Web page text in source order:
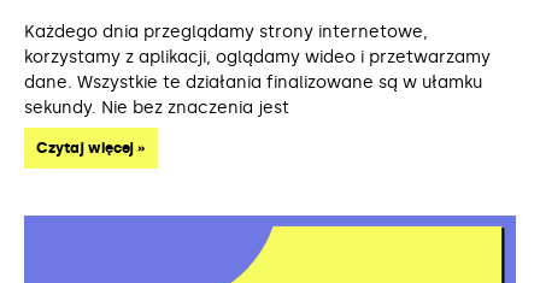
Każdego dnia przeglądamy strony internetowe,
korzystamy z aplikacji, oglądamy wideo i przetwarzamy
dane. Wszystkie te działania finalizowane są w ułamku
sekundy. Nie bez znaczenia jest
Czytaj więcej »